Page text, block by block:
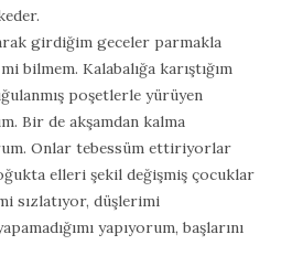
girdiğim geceler parmakla
bilmem. Kalabalığa karıştığım
poşetlerle yürüyen
Bir de akşamdan kalma
Onlar tebessüm ettiriyorlar
elleri şekil değişmiş çocuklar
sızlatıyor, düşlerimi
yapıyorum, başlarını